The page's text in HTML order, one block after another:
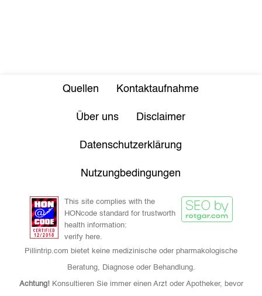
Quellen Kontaktaufnahme
Über uns Disclaimer
Datenschutzerklärung
Nutzungbedingungen
This site complies with the
HONcode standard for trustworth
health information:
verify here.
Pillintrip.com bietet keine medizinische oder pharmakologische
Beratung, Diagnose oder Behandlung.
Achtung!Konsultieren Sie immer einen Arzt oder Apotheker, bevor